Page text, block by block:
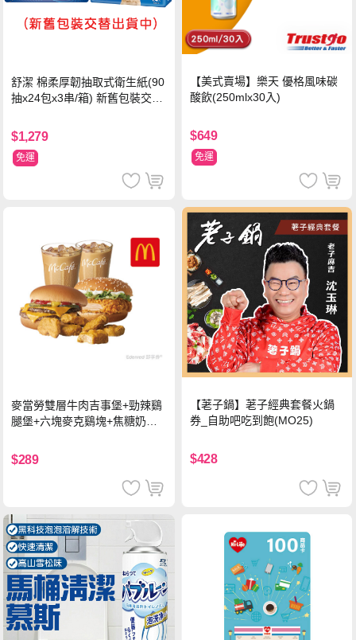
舒潔 棉柔厚韌抽取式衛生紙(90
抽x24包x3串/箱) 新舊包裝交替
$1,279
免運
【美式賣場】樂天 優格風味碳
酸飲(250mlx30入)
$649
免運
麥當勞雙層牛肉吉事堡+勁辣鷄
腿堡+六塊麥克鷄塊+焦糖奶茶
$289
【荖子鍋】荖子經典套餐火鍋
券_自助吧吃到飽(MO25)
$428